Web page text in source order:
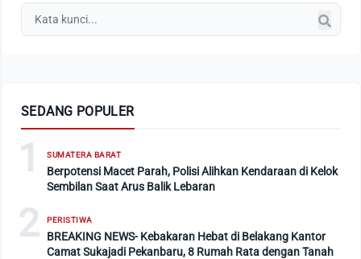
SEDANG POPULER
1 SUMATERA BARAT
Berpotensi Macet Parah, Polisi Alihkan Kendaraan di Kelok
Sembilan Saat Arus Balik Lebaran
2 PERISTIWA
BREAKING NEWS- Kebakaran Hebat di Belakang Kantor
Camat Sukajadi Pekanbaru, 8 Rumah Rata dengan Tanah